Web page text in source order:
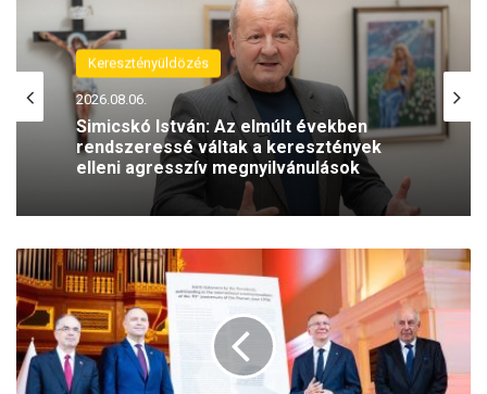
Keresztényüldözés
2026.08.06.
rendszeressé váltak a keresztények
elleni agresszív megnyilvánulások
(H)arctér
2026.08.05.
A szívhangrendelet bizonyítottan
mentett már életeket
M
a
g
y
a
r